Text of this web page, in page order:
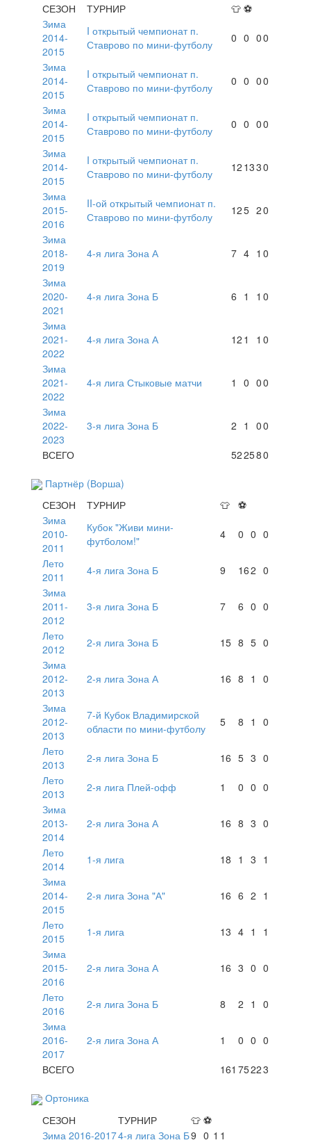
СЕЗОН
ТУРНИР 👕 ⚽
Зима
2014-
2015
I открытый чемпионат п.
Ставрово по мини-футболу
0 0 00
Зима
2014-
2015
I открытый чемпионат п.
Ставрово по мини-футболу
0 0 00
Зима
2014-
2015
I открытый чемпионат п.
Ставрово по мини-футболу
0 0 00
Зима
2014-
2015
I открытый чемпионат п.
Ставрово по мини-футболу
12 1330
Зима
2015-
2016
II-ой открытый чемпионат п.
Ставрово по мини-футболу
125 20
Зима
2018-
2019
4-я лига Зона А 7 4 1 0
Зима
2020-
2021
4-я лига Зона Б 6 1 1 0
Зима
2021-
2022
4-я лига Зона А 12 1 1 0
Зима
2021-
2022
4-я лига Стыковые матчи 1 0 00
Зима
2022-
2023
3-я лига Зона Б 2 1 00
ВСЕГО 522580
Партнёр (Ворша)
СЕЗОН
ТУРНИР 👕 ⚽
Зима
2010-
2011
Кубок "Живи мини-
футболом!"
4 0 0 0
Лето
2011
4-я лига Зона Б 9 162 0
Зима
2011-
2012
3-я лига Зона Б 7 6 0 0
Лето
2012
2-я лига Зона Б 15 8 5 0
Зима
2012-
2013
2-я лига Зона А 16 8 1 0
Зима
2012-
2013
7-й Кубок Владимирской
области по мини-футболу
5 8 1 0
Лето
2013
2-я лига Зона Б 16 5 3 0
Лето
2013
2-я лига Плей-офф 1 0 0 0
Зима
2013-
2014
2-я лига Зона А 16 8 3 0
Лето
2014
1-я лига 18 1 3 1
Зима
2014-
2015
2-я лига Зона "А" 16 6 2 1
Лето
2015
1-я лига 13 4 1
1
Зима
2015-
2016
2-я лига Зона А 16 3 0 0
Лето
2016
2-я лига Зона Б 8 2 1
0
Зима
2016-
2017
2-я лига Зона А 1 0 0 0
ВСЕГО 161 75223
Ортоника
СЕЗОН
ТУРНИР 👕 ⚽
Зима 2016-20174-я лига Зона Б9 0 1 1